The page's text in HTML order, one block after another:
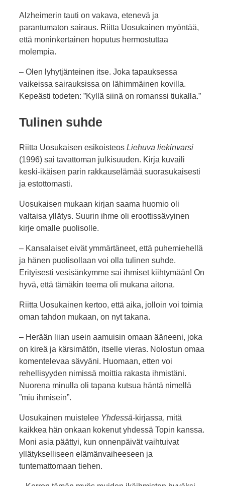
Alzheimerin tauti on vakava, etenevä ja
parantumaton sairaus. Riitta Uosukainen myöntää,
että moninkertainen hoputus hermostuttaa
molempia.
– Olen lyhytjänteinen itse. Joka tapauksessa
vaikeissa sairauksissa on lähimmäinen kovilla.
Kepeästi todeten: ”Kyllä siinä on romanssi tiukalla.”
Tulinen suhde
Riitta Uosukaisen esikoisteos Liehuva liekinvarsi
(1996) sai tavattoman julkisuuden. Kirja kuvaili
keski-ikäisen parin rakkauselämää suorasukaisesti
ja estottomasti.
Uosukaisen mukaan kirjan saama huomio oli
valtaisa yllätys. Suurin ihme oli eroottissävyinen
kirje omalle puolisolle.
– Kansalaiset eivät ymmärtäneet, että puhemiehellä
ja hänen puolisollaan voi olla tulinen suhde.
Erityisesti vesisänkymme sai ihmiset kiihtymään! On
hyvä, että tämäkin teema oli mukana aitona.
Riitta Uosukainen kertoo, että aika, jolloin voi toimia
oman tahdon mukaan, on nyt takana.
– Herään liian usein aamuisin omaan ääneeni, joka
on kireä ja kärsimätön, itselle vieras. Nolostun omaa
komentelevaa sävyäni. Huomaan, etten voi
rehellisyyden nimissä moittia rakasta ihmistäni.
Nuorena minulla oli tapana kutsua häntä nimellä
”miu ihmisein”.
Uosukainen muistelee Yhdessä-kirjassa, mitä
kaikkea hän onkaan kokenut yhdessä Topin kanssa.
Moni asia päättyi, kun onnenpäivät vaihtuivat
yllätykselliseen elämänvaiheeseen ja
tuntemattomaan tiehen.